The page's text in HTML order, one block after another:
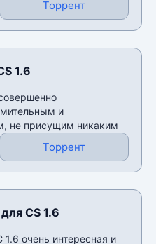
Торрент
1.6
и
не присущим никаким
Торрент
CS 1.6
очень интересная и